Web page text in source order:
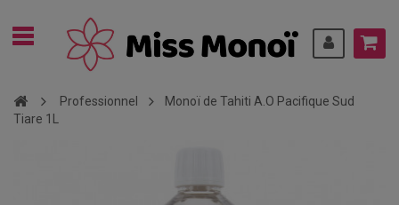
Professionnel
Monoï de Tahiti A.O Pacifique Sud
Tiare 1L